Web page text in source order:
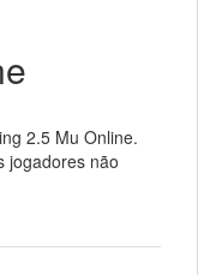
2.5 Mu Online.
jogadores não